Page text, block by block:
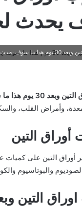
يحدث
سوف يحدث لجسمك
هذا ما سوف يحدث لجسمك
وأمراض القلب،
أوراق التين
والبوتاسيوم
وبعد 30 يوم هذا ما سوف يحدث